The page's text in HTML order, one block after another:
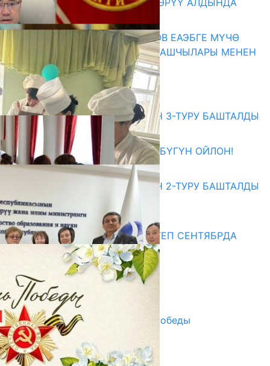
КӨРКӨМ ТАСМАСЫ ЖАРЫК КӨРҮҮ АЛДЫНДА
07.08.2026
ПРЕЗИДЕНТ САДЫР ЖАПАРОВ ЕАЭБГЕ МҮЧӨ
МАМЛЕКЕТТЕРДИН ӨКМӨТ БАШЧЫЛАРЫ МЕНЕН
ЖОЛУГУШТУ
07.08.2026
Абитуриент
ЖОЖДОРГО КАБЫЛ АЛУУНУН 3-ТУРУ БАШТАЛДЫ
27.07.2026
ӨЗҮҢДҮН КЕЛЕЧЕГИҢ ҮЧҮН БҮГҮН ОЙЛОН!
20.07.2026
ЖОЖДОРГО КАБЫЛ АЛУУНУН 2-ТУРУ БАШТАЛДЫ
20.07.2026
Медиа
СУЗАКТА 750 ОРУНДУУ МЕКТЕП СЕНТЯБРДА
ПАЙДАЛАНУУГА БЕРИЛЕТ
07.08.2025
Улуу Жеңиштин жандуу сөзү
29.04.2025
Награды в преддверии Дня Победы
29.04.2025